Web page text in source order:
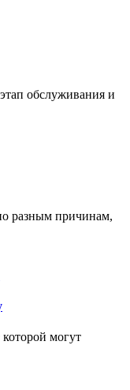
обслуживания и
разным причинам,
могут